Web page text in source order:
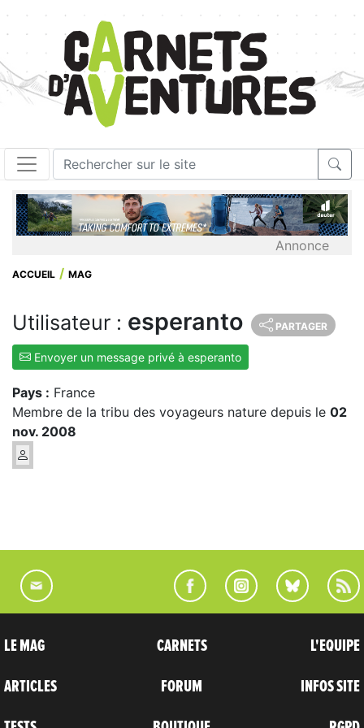
Annonce
ACCUEIL MAG
Utilisateur : esperanto PARTAGER
Envoyer un message privé à esperanto
Pays : France
Membre de la tribu des voyageurs nature depuis le 02
nov. 2008
LE MAG
ARTICLES
CARNETS
FORUM
L'EQUIPE
INFOS SITE